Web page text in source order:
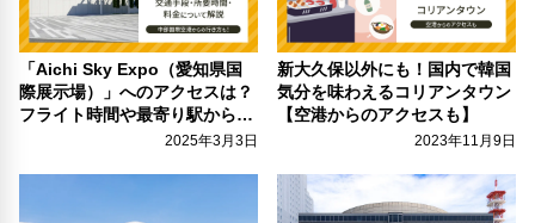
「Aichi Sky Expo（愛知県国
際展示場）」へのアクセスは？
フライト時間や最寄り駅からの
ルートをチェック！2025年3月3日
新大久保以外にも！国内で韓国
気分を味わえるコリアンタウン
【空港からのアクセスも】
2023年11月9日